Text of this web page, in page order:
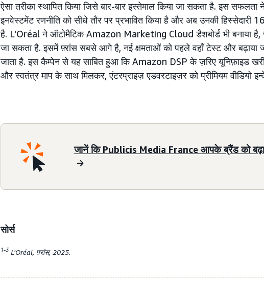
ऐसा तरीका स्थापित किया जिसे बार-बार इस्तेमाल किया जा सकता है. इस
इनवेस्टमेंट रणनीति को सीधे तौर पर प्रभावित किया है और अब उनकी
है. L'Oréal ने ऑटोमैटिक Amazon Marketing Cloud डैशबोर्ड भी बनाया है,
जा सकता है. इसमें फ़्रांस सबसे आगे है, नई क्षमताओं को पहले वहाँ टेस्ट और बढ़ाया
जाता है. इस कैम्पेन से यह साबित हुआ कि Amazon DSP के ज़रिए यूनिफ़ाइड
और स्वतंत्र माप के साथ मिलकर, एंटरप्राइज़ एडवरटाइज़र को प्रीमियम वीडियो
जानें कि Publicis Media France आपके ब्रैंड को
सोर्स
1-3 L'Oréal, फ़्रांस, 2025.